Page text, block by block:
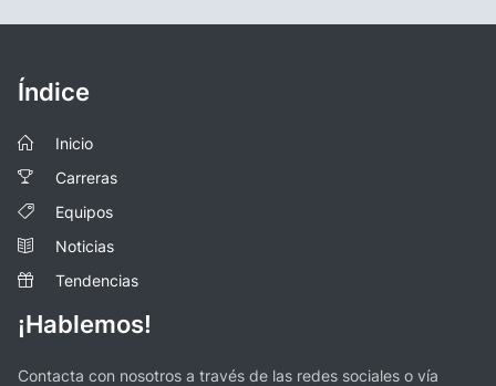
Índice
Inicio
Carreras
Equipos
Noticias
Tendencias
¡Hablemos!
Contacta con nosotros a través de las redes sociales o vía